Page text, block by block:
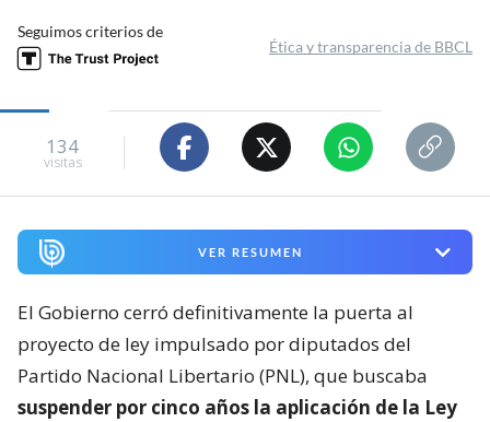
Seguimos criterios de
Ética y transparencia de BBCL
134
visitas
VER RESUMEN
El Gobierno cerró definitivamente la puerta al
proyecto de ley impulsado por diputados del
Partido Nacional Libertario (PNL), que buscaba
suspender por cinco años la aplicación de la Ley